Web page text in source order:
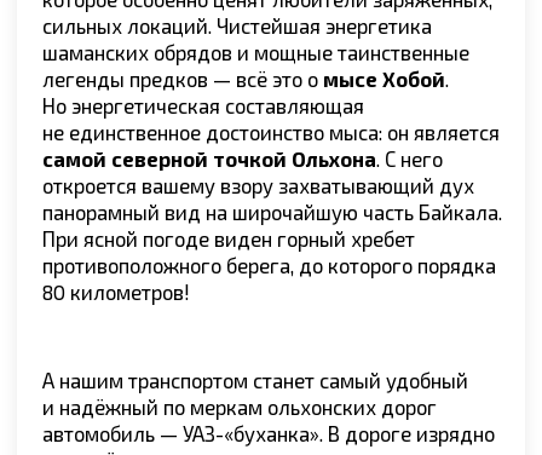
и отправим вас на трансфере в аэропорт.
Ольхон → Иркутск